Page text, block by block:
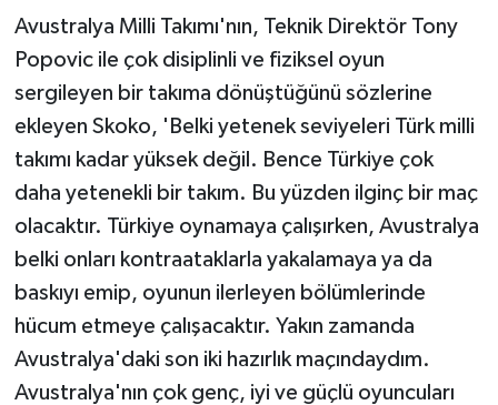
Avustralya Milli Takımı'nın, Teknik Direktör Tony
Popovic ile çok disiplinli ve fiziksel oyun
sergileyen bir takıma dönüştüğünü sözlerine
ekleyen Skoko, 'Belki yetenek seviyeleri Türk milli
takımı kadar yüksek değil. Bence Türkiye çok
daha yetenekli bir takım. Bu yüzden ilginç bir maç
olacaktır. Türkiye oynamaya çalışırken, Avustralya
belki onları kontraataklarla yakalamaya ya da
baskıyı emip, oyunun ilerleyen bölümlerinde
hücum etmeye çalışacaktır. Yakın zamanda
Avustralya'daki son iki hazırlık maçındaydım.
Avustralya'nın çok genç, iyi ve güçlü oyuncuları